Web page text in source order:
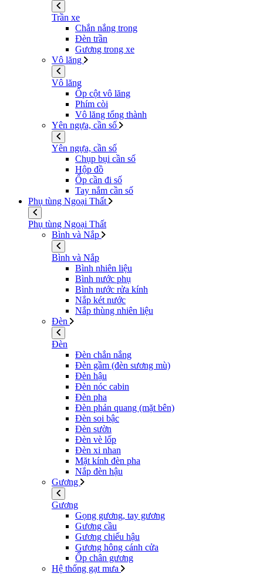
Trần xe
Chắn nắng trong
Đèn trần
Gương trong xe
Vô lăng
Vô lăng
Ốp cột vô lăng
Phím còi
Vô lăng tổng thành
Yên ngựa, cần số
Yên ngựa, cần số
Chụp bụi cần số
Hộp đồ
Ốp cần đi số
Tay nắm cần số
Phụ tùng Ngoại Thất
Phụ tùng Ngoại Thất
Bình và Nắp
Bình và Nắp
Bình nhiên liệu
Bình nước phụ
Bình nước rửa kính
Nắp két nước
Nắp thùng nhiên liệu
Đèn
Đèn
Đèn chắn nắng
Đèn gầm (đèn sương mù)
Đèn hậu
Đèn nóc cabin
Đèn pha
Đèn phản quang (mặt bên)
Đèn soi bậc
Đèn sườn
Đèn vè lốp
Đèn xi nhan
Mặt kính đèn pha
Nắp đèn hậu
Gương
Gương
Gọng gương, tay gương
Gương cầu
Gương chiếu hậu
Gương hông cánh cửa
Ốp chân gương
Hệ thống gạt mưa